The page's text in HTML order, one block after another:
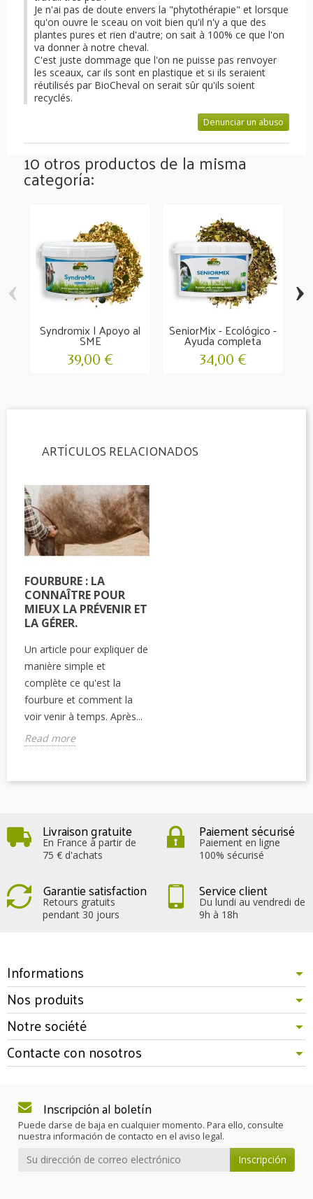
Je n'ai pas de doute envers la "phytothérapie" et lorsque
qu'on ouvre le sceau on voit bien qu'il n'y a que des
plantes pures et rien d'autre; on sait à 100% ce que l'on
va donner à notre cheval.
C'est juste dommage que l'on ne puisse pas renvoyer
les sceaux, car ils sont en plastique et si ils seraient
réutilisés par BioCheval on serait sûr qu'ils soient
recyclés.
Denunciar un abuso
10 otros productos de la misma
categoría:
Syndromix | Apoyo al
SME
39,00 €
SeniorMix - Ecológico -
Ayuda completa
34,00 €
‹ ›
ARTÍCULOS RELACIONADOS
FOURBURE : LA
CONNAÎTRE POUR
MIEUX LA PRÉVENIR ET
LA GÉRER.
Un article pour expliquer de
manière simple et
complète ce qu'est la
fourbure et comment la
voir venir à temps. Après...
Read more
Livraison gratuite
En France à partir de
75 € d'achats
Paiement sécurisé
Paiement en ligne
100% sécurisé
Garantie satisfaction
Retours gratuits
pendant 30 jours
Service client
Du lundi au vendredi de
9h à 18h
Informations
Nos produits
Notre société
Contacte con nosotros
Inscripción al boletín
Puede darse de baja en cualquier momento. Para ello, consulte
nuestra información de contacto en el aviso legal.